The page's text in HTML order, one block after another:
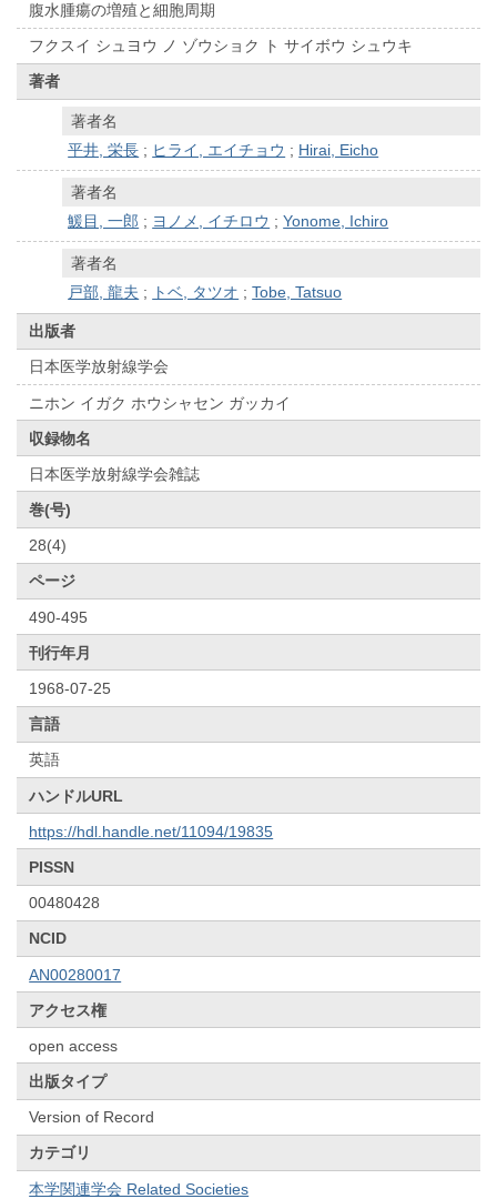
腹水腫瘍の増殖と細胞周期
フクスイ シュヨウ ノ ゾウショク ト サイボウ シュウキ
著者
著者名
平井, 栄長 ; ヒライ, エイチョウ ; Hirai, Eicho
著者名
鰀目, 一郎 ; ヨノメ, イチロウ ;Yonome, Ichiro
著者名
戸部, 龍夫 ; トベ, タツオ ;Tobe, Tatsuo
出版者
日本医学放射線学会
ニホン イガク ホウシャセン ガッカイ
収録物名
日本医学放射線学会雑誌
巻(号)
28(4)
ページ
490-495
刊行年月
1968-07-25
言語
英語
ハンドルURL
https://hdl.handle.net/11094/19835
PISSN
00480428
NCID
AN00280017
アクセス権
open access
出版タイプ
Version of Record
カテゴリ
本学関連学会 Related Societies